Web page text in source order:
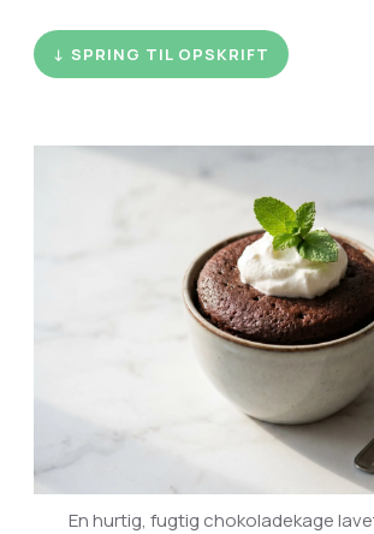
↓ SPRING TIL OPSKRIFT
En hurtig, fugtig chokoladekage